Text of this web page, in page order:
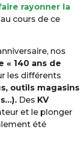
rayonner la
au cours de ce
nos
« 140 ans de
les différents
outils magasins
Des KV
et le plonger
été